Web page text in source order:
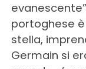
portoghese
stella,
Germain si